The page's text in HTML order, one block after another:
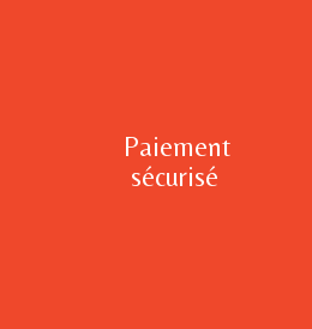
Paiement
sécurisé